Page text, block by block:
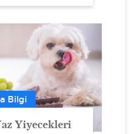
Bilgi
Yiyecekleri